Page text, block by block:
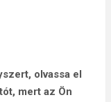
olvassa el
mert az Ön